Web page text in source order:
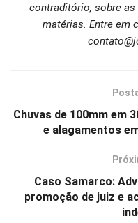
contraditório, sobre
matérias. Entre em
Chuvas de 100mm em
e alagamentos
Caso Samarco:
promoção de juiz e